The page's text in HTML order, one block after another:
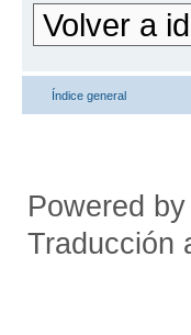
Volver a
Índice general
Powered by
Traducción